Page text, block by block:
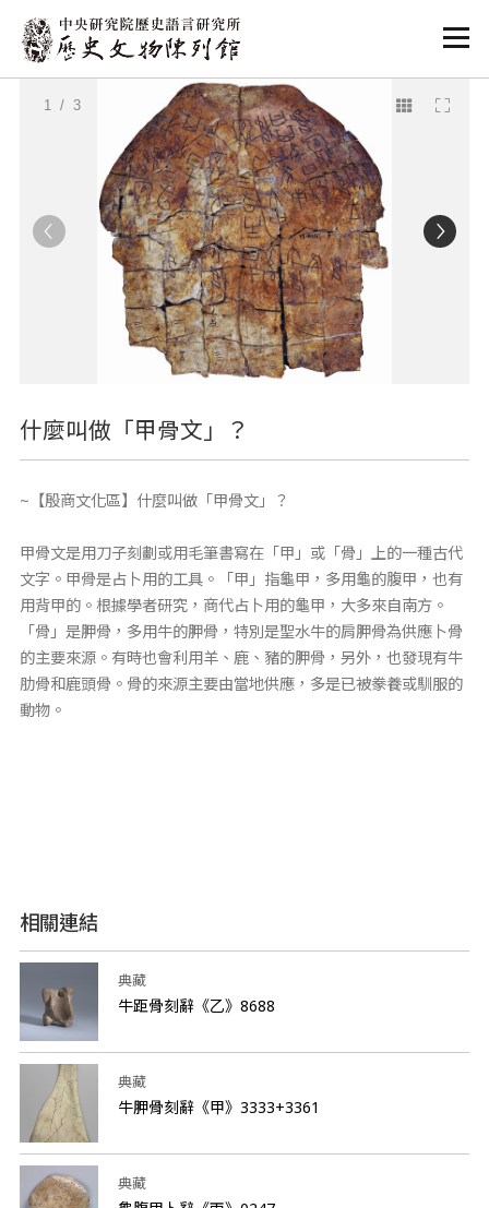
:::
:::
1/ 3
什麼叫做「甲骨文」？
~【殷商文化區】什麼叫做「甲骨文」？
甲骨文是用刀子刻劃或用毛筆書寫在「甲」或「骨」上的一種古代
文字。甲骨是占卜用的工具。「甲」指龜甲，多用龜的腹甲，也有
用背甲的。根據學者研究，商代占卜用的龜甲，大多來自南方。
「骨」是胛骨，多用牛的胛骨，特別是聖水牛的肩胛骨為供應卜骨
的主要來源。有時也會利用羊、鹿、豬的胛骨，另外，也發現有牛
肋骨和鹿頭骨。骨的來源主要由當地供應，多是已被豢養或馴服的
動物。
相關連結
典藏
牛距骨刻辭《乙》8688
典藏
牛胛骨刻辭《甲》3333+3361
典藏